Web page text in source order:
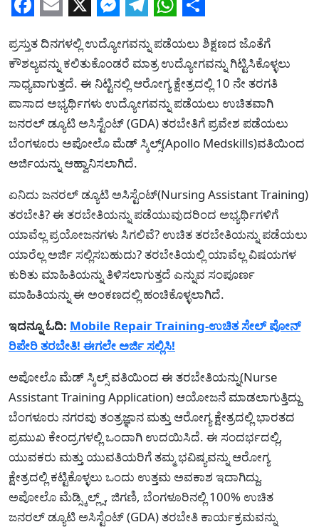
Facebook
Email
X Messenger
Telegram
WhatsApp
Share
ಪ್ರಸ್ತುತ ದಿನಗಳಲ್ಲಿ ಉದ್ಯೋಗವನ್ನು ಪಡೆಯಲು ಶಿಕ್ಷಣದ ಜೊತೆಗೆ
ಕೌಶಲ್ಯವನ್ನು ಕಲಿತುಕೊಂಡರೆ ಮಾತ್ರ ಉದ್ಯೋಗವನ್ನು ಗಿಟ್ಟಿಸಿಕೊಳ್ಳಲು
ಸಾಧ್ಯವಾಗುತ್ತದೆ. ಈ ನಿಟ್ಟಿನಲ್ಲಿ ಆರೋಗ್ಯ ಕ್ಷೇತ್ರದಲ್ಲಿ 10 ನೇ ತರಗತಿ
ಪಾಸಾದ ಅಭ್ಯರ್ಥಿಗಳು ಉದ್ಯೋಗವನ್ನು ಪಡೆಯಲು ಉಚಿತವಾಗಿ
ಜನರಲ್ ಡ್ಯೂಟಿ ಅಸಿಸ್ಟೆಂಟ್ (GDA) ತರಬೇತಿಗೆ ಪ್ರವೇಶ ಪಡೆಯಲು
ಬೆಂಗಳೂರು ಅಪೋಲೊ ಮೆಡ್ ಸ್ಕಿಲ್ಸ್(Apollo Medskills)ವತಿಯಿಂದ
ಅರ್ಜಿಯನ್ನು ಆಹ್ವಾನಿಸಲಾಗಿದೆ.
ಏನಿದು ಜನರಲ್ ಡ್ಯೂಟಿ ಅಸಿಸ್ಟೆಂಟ್(Nursing Assistant Training)
ತರಬೇತಿ? ಈ ತರಬೇತಿಯನ್ನು ಪಡೆಯುವುದರಿಂದ ಅಭ್ಯರ್ಥಿಗಳಿಗೆ
ಯಾವೆಲ್ಲ ಪ್ರಯೋಜನಗಳು ಸಿಗಲಿವೆ? ಉಚಿತ ತರಬೇತಿಯನ್ನು ಪಡೆಯಲು
ಯಾರೆಲ್ಲ ಅರ್ಜಿ ಸಲ್ಲಿಸಬಹುದು? ತರಬೇತಿಯಲ್ಲಿ ಯಾವೆಲ್ಲ ವಿಷಯಗಳ
ಕುರಿತು ಮಾಹಿತಿಯನ್ನು ತಿಳಿಸಲಾಗುತ್ತದೆ ಎನ್ನುವ ಸಂಪೂರ್ಣ
ಮಾಹಿತಿಯನ್ನು ಈ ಅಂಕಣದಲ್ಲಿ ಹಂಚಿಕೊಳ್ಳಲಾಗಿದೆ.
ಇದನ್ನೂ ಓದಿ: Mobile Repair Training-ಉಚಿತ ಸೇಲ್ ಪೋನ್
ರಿಪೇರಿ ತರಬೇತಿ! ಈಗಲೇ ಅರ್ಜಿ ಸಲ್ಲಿಸಿ!
ಅಪೋಲೊ ಮೆಡ್ ಸ್ಕಿಲ್ಸ್ ವತಿಯಿಂದ ಈ ತರಬೇತಿಯನ್ನು(Nurse
Assistant Training Application) ಆಯೋಜನೆ ಮಾಡಲಾಗುತ್ತಿದ್ದು
ಬೆಂಗಳೂರು ನಗರವು ತಂತ್ರಜ್ಞಾನ ಮತ್ತು ಆರೋಗ್ಯ ಕ್ಷೇತ್ರದಲ್ಲಿ ಭಾರತದ
ಪ್ರಮುಖ ಕೇಂದ್ರಗಳಲ್ಲಿ ಒಂದಾಗಿ ಉದಯಿಸಿದೆ. ಈ ಸಂದರ್ಭದಲ್ಲಿ,
ಯುವಕರು ಮತ್ತು ಯುವತಿಯರಿಗೆ ತಮ್ಮ ಭವಿಷ್ಯವನ್ನು ಆರೋಗ್ಯ
ಕ್ಷೇತ್ರದಲ್ಲಿ ಕಟ್ಟಿಕೊಳ್ಳಲು ಒಂದು ಉತ್ತಮ ಅವಕಾಶ ಇದಾಗಿದ್ದು.
ಅಪೋಲೊ ಮೆಡ್ಸ್ಕಿಲ್ಲ್ಸ್, ಜಿಗಣಿ, ಬೆಂಗಳೂರಿನಲ್ಲಿ 100% ಉಚಿತ
ಜನರಲ್ ಡ್ಯೂಟಿ ಅಸಿಸ್ಟೆಂಟ್ (GDA) ತರಬೇತಿ ಕಾರ್ಯಕ್ರಮವನ್ನು